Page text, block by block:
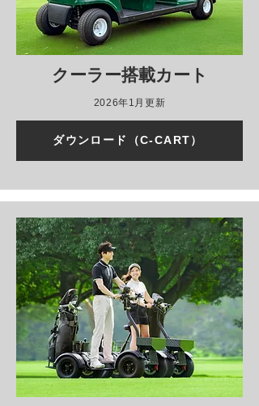
クーラー搭載カート
2026年1月更新
ダウンロード（C-CART）